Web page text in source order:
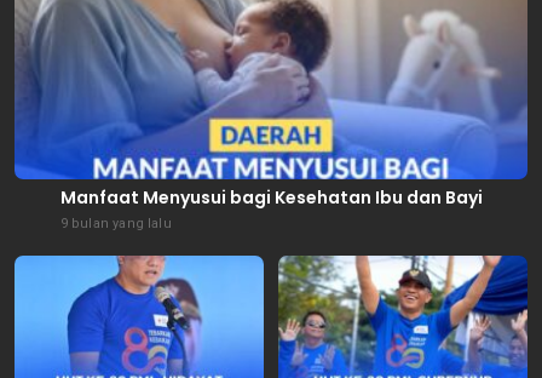
Manfaat Menyusui bagi Kesehatan Ibu dan Bayi
9 bulan yang lalu